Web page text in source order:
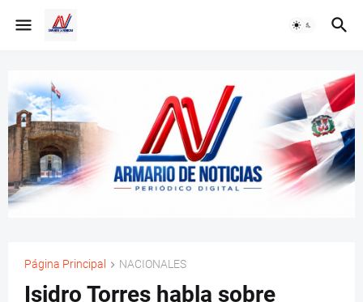
Página Principal NACIONALES
Isidro Torres habla sobre